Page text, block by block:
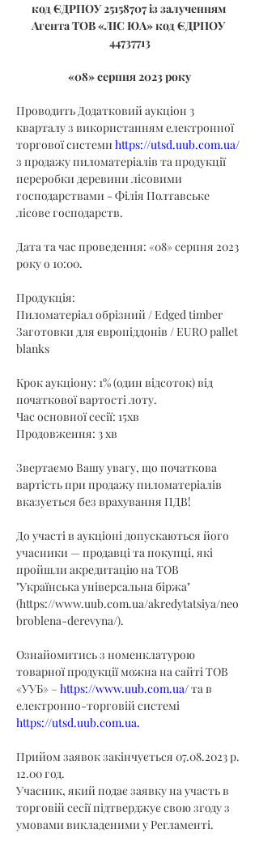
код ЄДРПОУ 25158707 із залученням
Агента ТОВ «ЛІС ЮА» код ЄДРПОУ
44737713
«08» серпня 2023 року
Проводить Додатковий аукціон 3
кварталу з використанням електронної
торгової системи https://utsd.uub.com.ua/
з продажу пиломатеріалів та продукції
переробки деревини лісовими
господарствами - Філія Полтавське
лісове господарств.
Дата та час проведення: «08» серпня 2023
року о 10:00.
Продукція:
Пиломатеріал обрізний / Edged timber
Заготовки для європіддонів / EURO pallet
blanks
Крок аукціону: 1% (один відсоток) від
початкової вартості лоту.
Час основної сесії: 15хв
Продовження: 3 хв
Звертаємо Вашу увагу, що початкова
вартість при продажу пиломатеріалів
вказується без врахування ПДВ!
До участі в аукціоні допускаються його
учасники — продавці та покупці, які
пройшли акредитацію на ТОВ
"Українська універсальна біржа"
(https://www.uub.com.ua/akredytatsiya/neo
broblena-derevyna/).
Ознайомитись з номенклатурою
товарної продукції можна на сайті ТОВ
«УУБ» – https://www.uub.com.ua/ та в
електронно-торговій системі
https://utsd.uub.com.ua.
Прийом заявок закінчується 07.08.2023 р.
12.00 год.
Учасник, який подає заявку на участь в
торговій сесії підтверджує свою згоду з
умовами викладеними у Регламенті.